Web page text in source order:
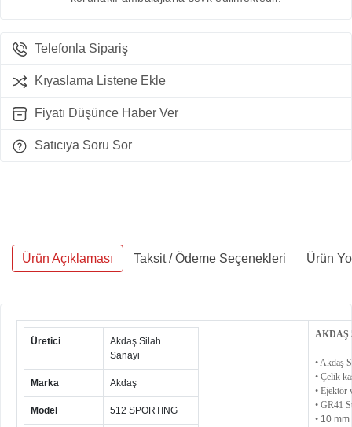
Telefonla Sipariş
Kıyaslama Listene Ekle
Fiyatı Düşünce Haber Ver
Satıcıya Soru Sor
Ürün Açıklaması Taksit / Ödeme Seçenekleri Ürün
Üretici
Akdaş Silah
Sanayi
Marka Akdaş
Model 512 SPORTING
AKDAŞ
• Akdaş
• Çelik
• Ejektör
• GR41
• 10 mm